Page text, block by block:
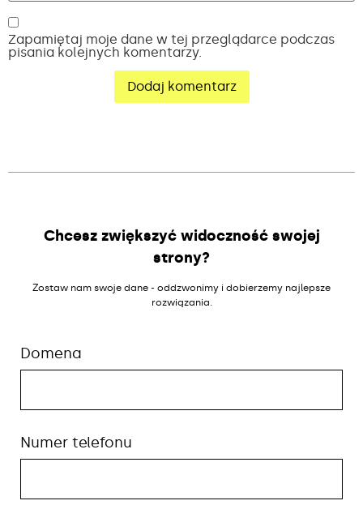
Zapamiętaj moje dane w tej przeglądarce podczas
pisania kolejnych komentarzy.
Chcesz zwiększyć widoczność swojej
strony?
Zostaw nam swoje dane - oddzwonimy i dobierzemy najlepsze
rozwiązania.
Domena
Numer telefonu